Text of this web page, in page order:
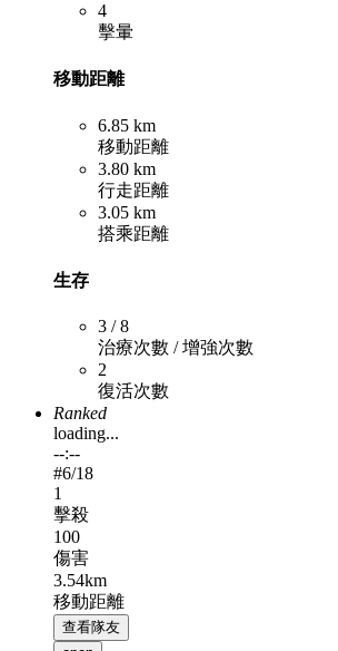
4
擊暈
移動距離
6.85 km
移動距離
3.80 km
行走距離
3.05 km
搭乘距離
生存
3 / 8
治療次數 / 增強次數
2
復活次數
Ranked
loading...
--:--
#6/18
1
擊殺
100
傷害
3.54km
移動距離
查看隊友